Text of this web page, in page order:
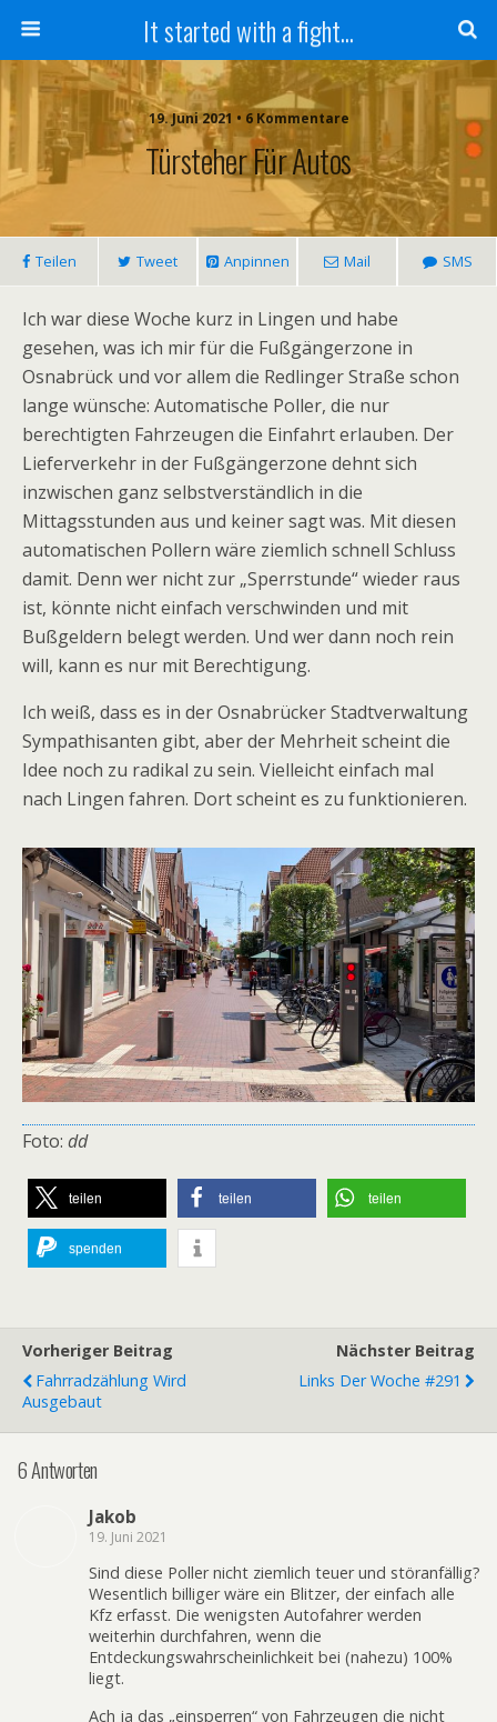
It started with a fight...
19. Juni 2021 • 6 Kommentare
Türsteher Für Autos
Teilen Tweet Anpinnen Mail SMS
Ich war diese Woche kurz in Lingen und habe
gesehen, was ich mir für die Fußgängerzone in
Osnabrück und vor allem die Redlinger Straße schon
lange wünsche: Automatische Poller, die nur
berechtigten Fahrzeugen die Einfahrt erlauben. Der
Lieferverkehr in der Fußgängerzone dehnt sich
inzwischen ganz selbstverständlich in die
Mittagsstunden aus und keiner sagt was. Mit diesen
automatischen Pollern wäre ziemlich schnell Schluss
damit. Denn wer nicht zur „Sperrstunde“ wieder raus
ist, könnte nicht einfach verschwinden und mit
Bußgeldern belegt werden. Und wer dann noch rein
will, kann es nur mit Berechtigung.
Ich weiß, dass es in der Osnabrücker Stadtverwaltung
Sympathisanten gibt, aber der Mehrheit scheint die
Idee noch zu radikal zu sein. Vielleicht einfach mal
nach Lingen fahren. Dort scheint es zu funktionieren.
Foto: dd
teilen teilen teilen
spenden
Vorheriger Beitrag
Fahrradzählung Wird
Ausgebaut
Nächster Beitrag
Links Der Woche #291
6 Antworten
Jakob
19. Juni 2021
Sind diese Poller nicht ziemlich teuer und störanfällig?
Wesentlich billiger wäre ein Blitzer, der einfach alle
Kfz erfasst. Die wenigsten Autofahrer werden
weiterhin durchfahren, wenn die
Entdeckungswahrscheinlichkeit bei (nahezu) 100%
liegt.
Ach ja das „einsperren“ von Fahrzeugen die nicht